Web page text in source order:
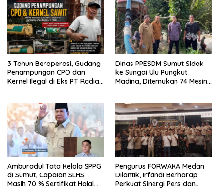
Pendampingan Hukum dan
Ekomoni Semua Anggota
3 Tahun Beroperasi, Gudang
Penampungan CPO dan
Kernel Ilegal di Eks PT Radian
Dinas PPESDM Sumut Sidak
ke Sungai Ulu Pungkut
Madina, Ditemukan 74 Mesin
Rusak
Amburadul Tata Kelola SPPG
di Sumut, Capaian SLHS
Masih 70 % Sertifikat Halal
Pengurus FORWAKA Medan
Dilantik, Irfandi Berharap
Perkuat Sinergi Pers dan